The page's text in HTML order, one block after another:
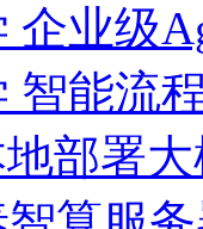
企业级
智能流
部署